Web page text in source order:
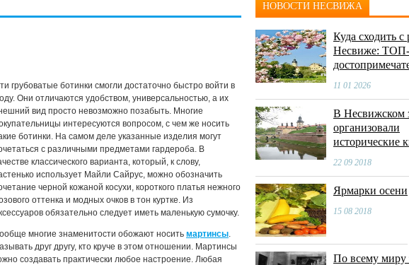
грубоватые ботинки смогли достаточно быстро войти в
Они отличаются удобством, универсальностью, а их
вид просто невозможно позабыть. Многие
интересуются вопросом, с чем же носить
ботинки. На самом деле указанные изделия могут
с различными предметами гардероба. В
классического варианта, который, к слову,
использует Майли Сайрус, можно обозначить
черной кожаной косухи, короткого платья нежного
оттенка и модных очков в тон куртке. Из
обязательно следует иметь маленькую сумочку.
многие знаменитости обожают носить мартинсы.
друг другу, кто круче в этом отношении. Мартинсы
создавать практически любое настроение. Любая
НОВОСТИ НЕСВИЖА
Куда сходить с
Несвиже:
11 01 2026
В Несвижском
организовали
исторические
22 09 2018
Ярмарки осени
15 08 2018
По всему миру